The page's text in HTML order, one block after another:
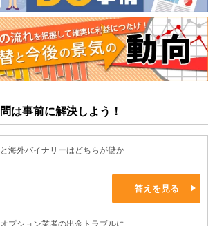
は事前に解決しよう！
海外バイナリーはどちらが儲か
答えを見る
プション業者の出金トラブルに